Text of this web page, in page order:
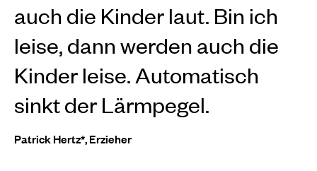
auch die Kinder laut. Bin ich
leise, dann werden auch die
Kinder leise. Automatisch
sinkt der Lärmpegel.
Patrick Hertz*, Erzieher